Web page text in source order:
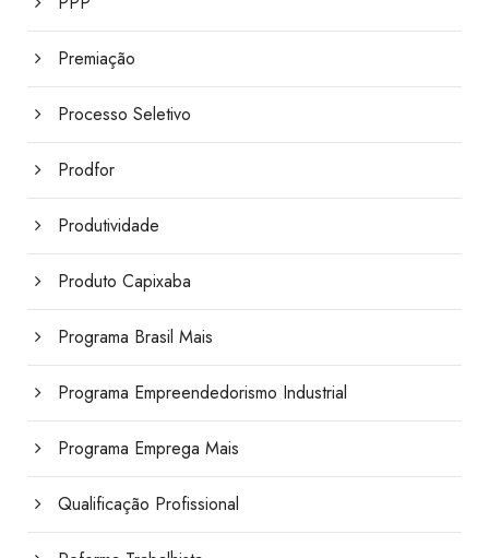
Premiação
Processo Seletivo
Prodfor
Produtividade
Produto Capixaba
Programa Brasil Mais
Programa Empreendedorismo Industrial
Programa Emprega Mais
Qualificação Profissional